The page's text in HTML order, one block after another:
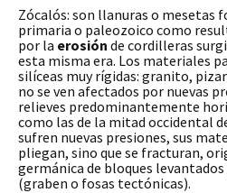
Zócalós: son llanuras o mesetas
primaria o paleozoico como
por la erosión de cordilleras
esta misma era. Los materiales
silíceas muy rígidas: granito,
no se ven afectados por nuevas
relieves predominantemente
como las de la mitad occidental
sufren nuevas presiones, sus
pliegan, sino que se fracturan,
germánica de bloques
(graben o fosas tectónicas).